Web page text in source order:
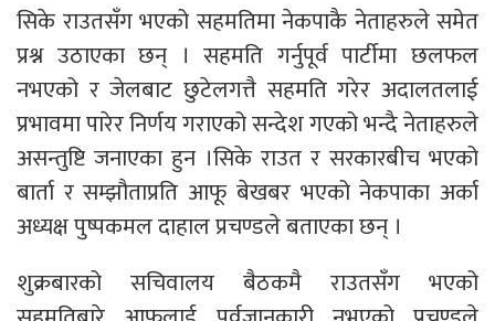
सिके राउतसँग भएको सहमतिमा नेकपाकै नेताहरुले समेत
प्रश्न उठाएका छन् । सहमति गर्नुपूर्व पार्टीमा छलफल
नभएको र जेलबाट छुटेलगत्तै सहमति गरेर अदालतलाई
प्रभावमा पारेर निर्णय गराएको सन्देश गएको भन्दै नेताहरुले
असन्तुष्टि जनाएका हुन ।सिके राउत र सरकारबीच भएको
बार्ता र सम्झौताप्रति आफू बेखबर भएको नेकपाका अर्का
अध्यक्ष पुष्पकमल दाहाल प्रचण्डले बताएका छन् ।
शुक्रबारको सचिवालय बैठकमै राउतसँग भएको